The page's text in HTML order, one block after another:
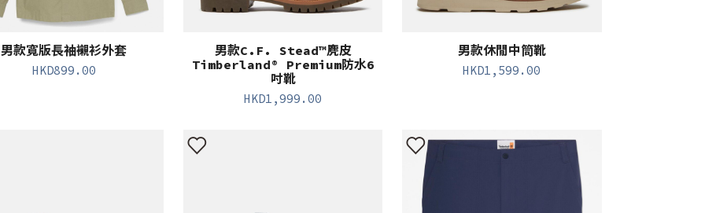
男款寬版長袖襯衫外套
HKD899.00
男款C.F. Stead™麂皮
Timberland® Premium防水6
吋靴
HKD1,999.00
男款休閒中筒靴
HKD1,599.00